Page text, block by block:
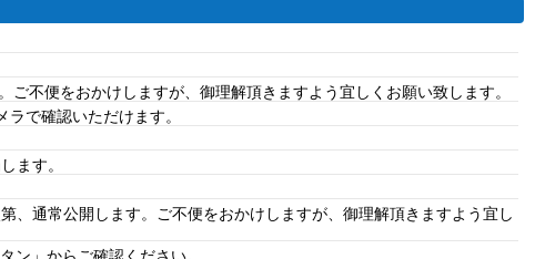
不便をおかけしますが、御理解頂きますよう宜しくお願い致します。
で確認いただけます。
ます。
、通常公開します。ご不便をおかけしますが、御理解頂きますよう宜し